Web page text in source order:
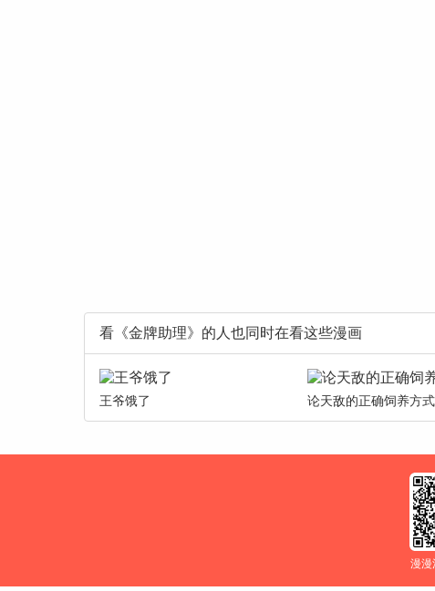
看《金牌助理》的人也同时在看这些漫画
王爷饿了 论天敌的正确饲养方式
漫漫